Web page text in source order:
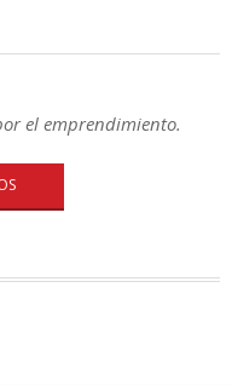
el emprendimiento.